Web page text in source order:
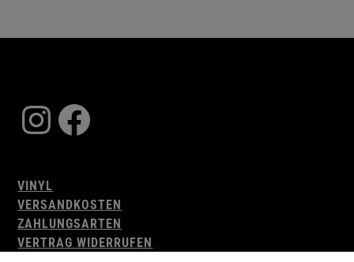
Instagram
Facebook
VINYL
VERSANDKOSTEN
ZAHLUNGSARTEN
VERTRAG WIDERRUFEN